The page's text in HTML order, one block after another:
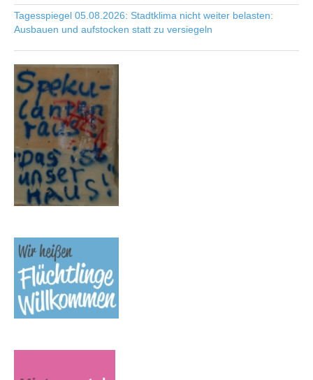
Tagesspiegel 05.08.2026: Stadtklima nicht weiter belasten:
Ausbauen und aufstocken statt zu versiegeln